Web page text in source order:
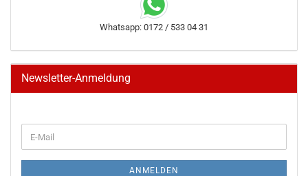
Whatsapp: 0172 / 533 04 31
Newsletter-Anmeldung
ZUR
E-
Mail
ANMELDEN